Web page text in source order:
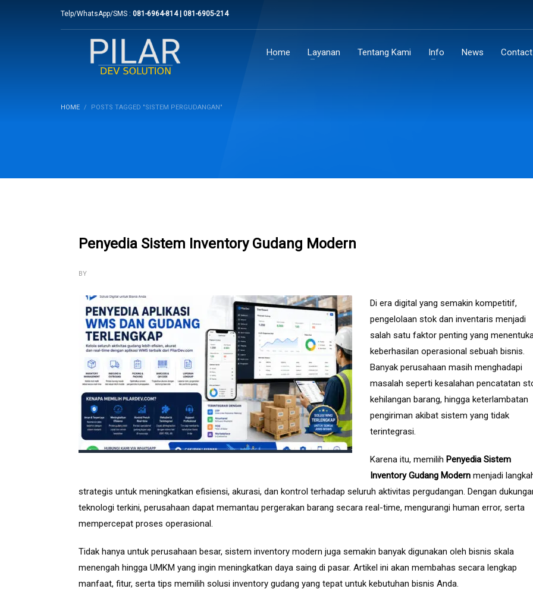
Telp/WhatsApp/SMS : 081-6964-814 | 081-6905-214
Home Layanan Tentang Kami Info News
HOME POSTS TAGGED "SISTEM PERGUDANGAN"
Penyedia Sistem Inventory Gudang Modern
BY
Di era digital yang semakin kompetitif,
pengelolaan stok dan inventaris menjadi
salah satu faktor penting yang
keberhasilan operasional sebuah bisnis.
Banyak perusahaan masih menghadapi
masalah seperti kesalahan pencatatan
kehilangan barang, hingga keterlambatan
pengiriman akibat sistem yang tidak
terintegrasi.
Karena itu, memilih Penyedia Sistem
Inventory Gudang Modern menjadi
strategis untuk meningkatkan efisiensi, akurasi, dan kontrol terhadap seluruh aktivitas pergudangan. Dengan
teknologi terkini, perusahaan dapat memantau pergerakan barang secara real-time, mengurangi human error, serta
mempercepat proses operasional.
Tidak hanya untuk perusahaan besar, sistem inventory modern juga semakin banyak digunakan oleh bisnis skala
menengah hingga UMKM yang ingin meningkatkan daya saing di pasar. Artikel ini akan membahas secara lengkap
manfaat, fitur, serta tips memilih solusi inventory gudang yang tepat untuk kebutuhan bisnis Anda.